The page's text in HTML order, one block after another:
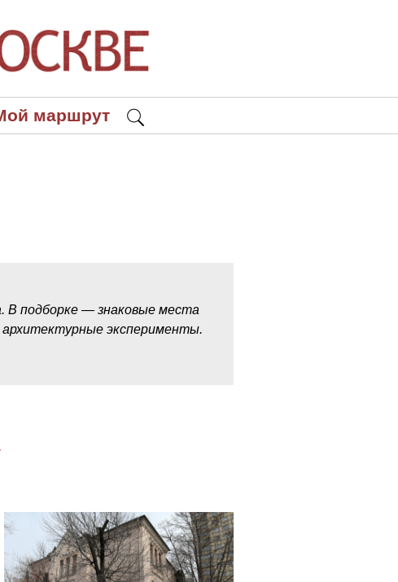
маршрут
В подборке — знаковые места
эксперименты.